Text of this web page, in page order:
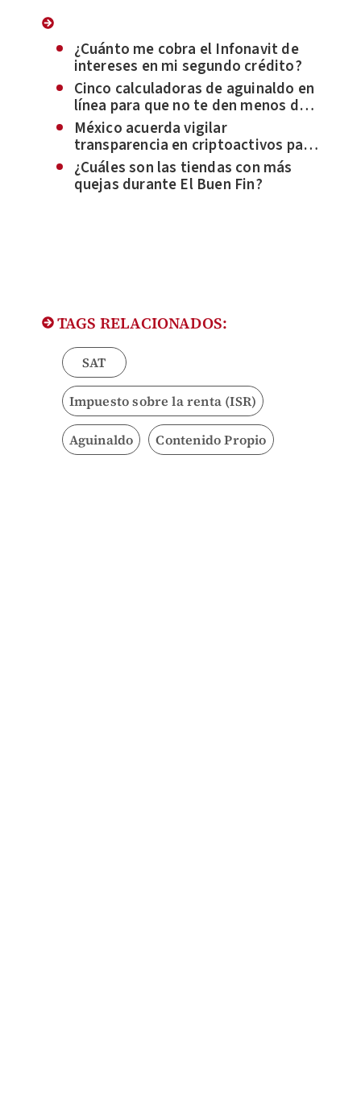
¿Cuánto me cobra el Infonavit de
intereses en mi segundo crédito?
Cinco calculadoras de aguinaldo en
línea para que no te den menos de
lo que corresponde
México acuerda vigilar
transparencia en criptoactivos para
evitar evasión fiscal
¿Cuáles son las tiendas con más
quejas durante El Buen Fin?
TAGS RELACIONADOS:
SAT
Impuesto sobre la renta (ISR)
Aguinaldo Contenido Propio